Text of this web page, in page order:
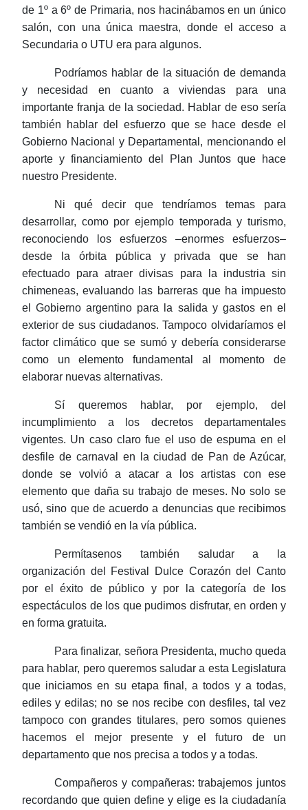
de 1º a 6º de Primaria, nos hacinábamos en un único
salón, con una única maestra, donde el acceso a
Secundaria o UTU era para algunos.
Podríamos hablar de la situación de demanda
y necesidad en cuanto a viviendas para una
importante franja de la sociedad. Hablar de eso sería
también hablar del esfuerzo que se hace desde el
Gobierno Nacional y Departamental, mencionando el
aporte y financiamiento del Plan Juntos que hace
nuestro Presidente.
Ni qué decir que tendríamos temas para
desarrollar, como por ejemplo temporada y turismo,
reconociendo los esfuerzos –enormes esfuerzos–
desde la órbita pública y privada que se han
efectuado para atraer divisas para la industria sin
chimeneas, evaluando las barreras que ha impuesto
el Gobierno argentino para la salida y gastos en el
exterior de sus ciudadanos. Tampoco olvidaríamos el
factor climático que se sumó y debería considerarse
como un elemento fundamental al momento de
elaborar nuevas alternativas.
Sí queremos hablar, por ejemplo, del
incumplimiento a los decretos departamentales
vigentes. Un caso claro fue el uso de espuma en el
desfile de carnaval en la ciudad de Pan de Azúcar,
donde se volvió a atacar a los artistas con ese
elemento que daña su trabajo de meses. No solo se
usó, sino que de acuerdo a denuncias que recibimos
también se vendió en la vía pública.
Permítasenos también saludar a la
organización del Festival Dulce Corazón del Canto
por el éxito de público y por la categoría de los
espectáculos de los que pudimos disfrutar, en orden y
en forma gratuita.
Para finalizar, señora Presidenta, mucho queda
para hablar, pero queremos saludar a esta Legislatura
que iniciamos en su etapa final, a todos y a todas,
ediles y edilas; no se nos recibe con desfiles, tal vez
tampoco con grandes titulares, pero somos quienes
hacemos el mejor presente y el futuro de un
departamento que nos precisa a todos y a todas.
Compañeros y compañeras: trabajemos juntos
recordando que quien define y elige es la ciudadanía